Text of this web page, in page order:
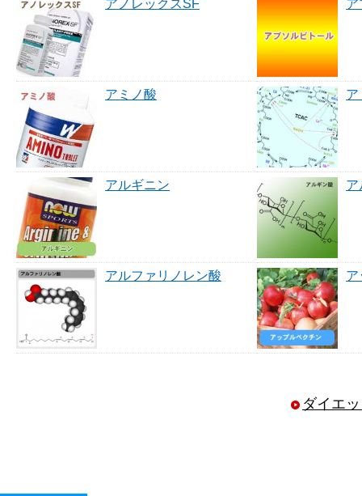
アノレックスSF ア
アミノ酸 ア
アルギニン ア
アルファリノレン酸 ア
ダイエ